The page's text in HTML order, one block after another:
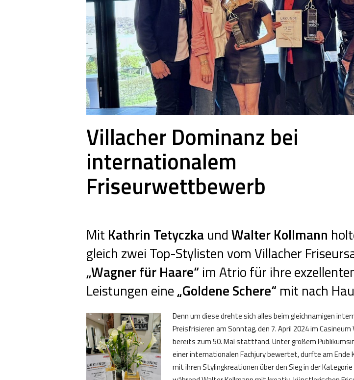
Villacher Dominanz bei
internationalem
Friseurwettbewerb
MitKathrin Tetyczka undWalter Kollmann
gleich zwei Top-Stylisten vom Villacher
„Wagner für Haare“ im Atrio für ihre
Leistungen eine„Goldene Schere“ mit nach
Denn um diese drehte sich alles beim gleichnamigen
Preisfrisieren am Sonntag, den 7. April 2024 im Casineum
bereits zum 50. Mal stattfand. Unter großem
einer internationalen Fachjury bewertet, durfte am Ende
mit ihren Stylingkreationen über den Sieg in der Kategorie